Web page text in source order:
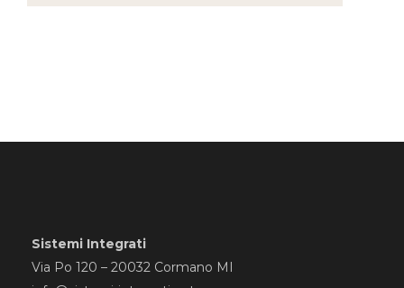
Sistemi Integrati
Via Po 120 – 20032 Cormano MI